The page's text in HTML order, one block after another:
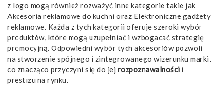
z logo mogą również rozważyć inne kategorie takie jak
Akcesoria reklamowe do kuchni oraz Elektroniczne gadżety
reklamowe. Każda z tych kategorii oferuje szeroki wybór
produktów, które mogą uzupełniać i wzbogacać strategię
promocyjną. Odpowiedni wybór tych akcesoriów pozwoli
na stworzenie spójnego i zintegrowanego wizerunku marki,
co znacząco przyczyni się do jej rozpoznawalności i
prestiżu na rynku.